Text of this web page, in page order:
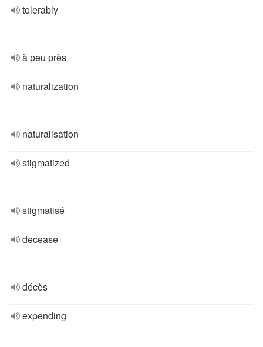
tolerably
à peu près
naturalization
naturalisation
stigmatized
stigmatisé
decease
décès
expending